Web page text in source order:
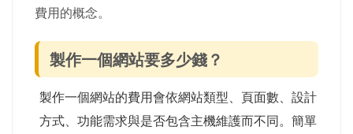
費用的概念。
製作一個網站要多少錢？
製作一個網站的費用會依網站類型、頁面數、設計
方式、功能需求與是否包含主機維護而不同。簡單